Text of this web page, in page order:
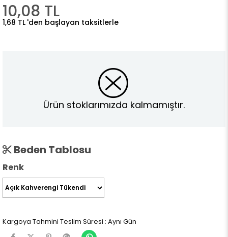
10,08 TL
1,68 TL 'den başlayan taksitlerle
Ürün stoklarımızda kalmamıştır.
Beden Tablosu
Renk
Kargoya Tahmini Teslim Süresi : Aynı Gün